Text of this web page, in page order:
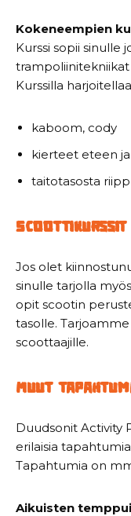
Kokeneempien
Kurssi sopii sinulle
trampoliinitekniikat
Kurssilla
kaboom, cody
kierteet eteen
taitotasosta
Scoottikurssit
Jos olet
sinulle tarjolla
opit scootin
tasolle.
scoottaajille.
Muut
Duudsonit Activity
erilaisia
Tapahtumia on
Aikuisten